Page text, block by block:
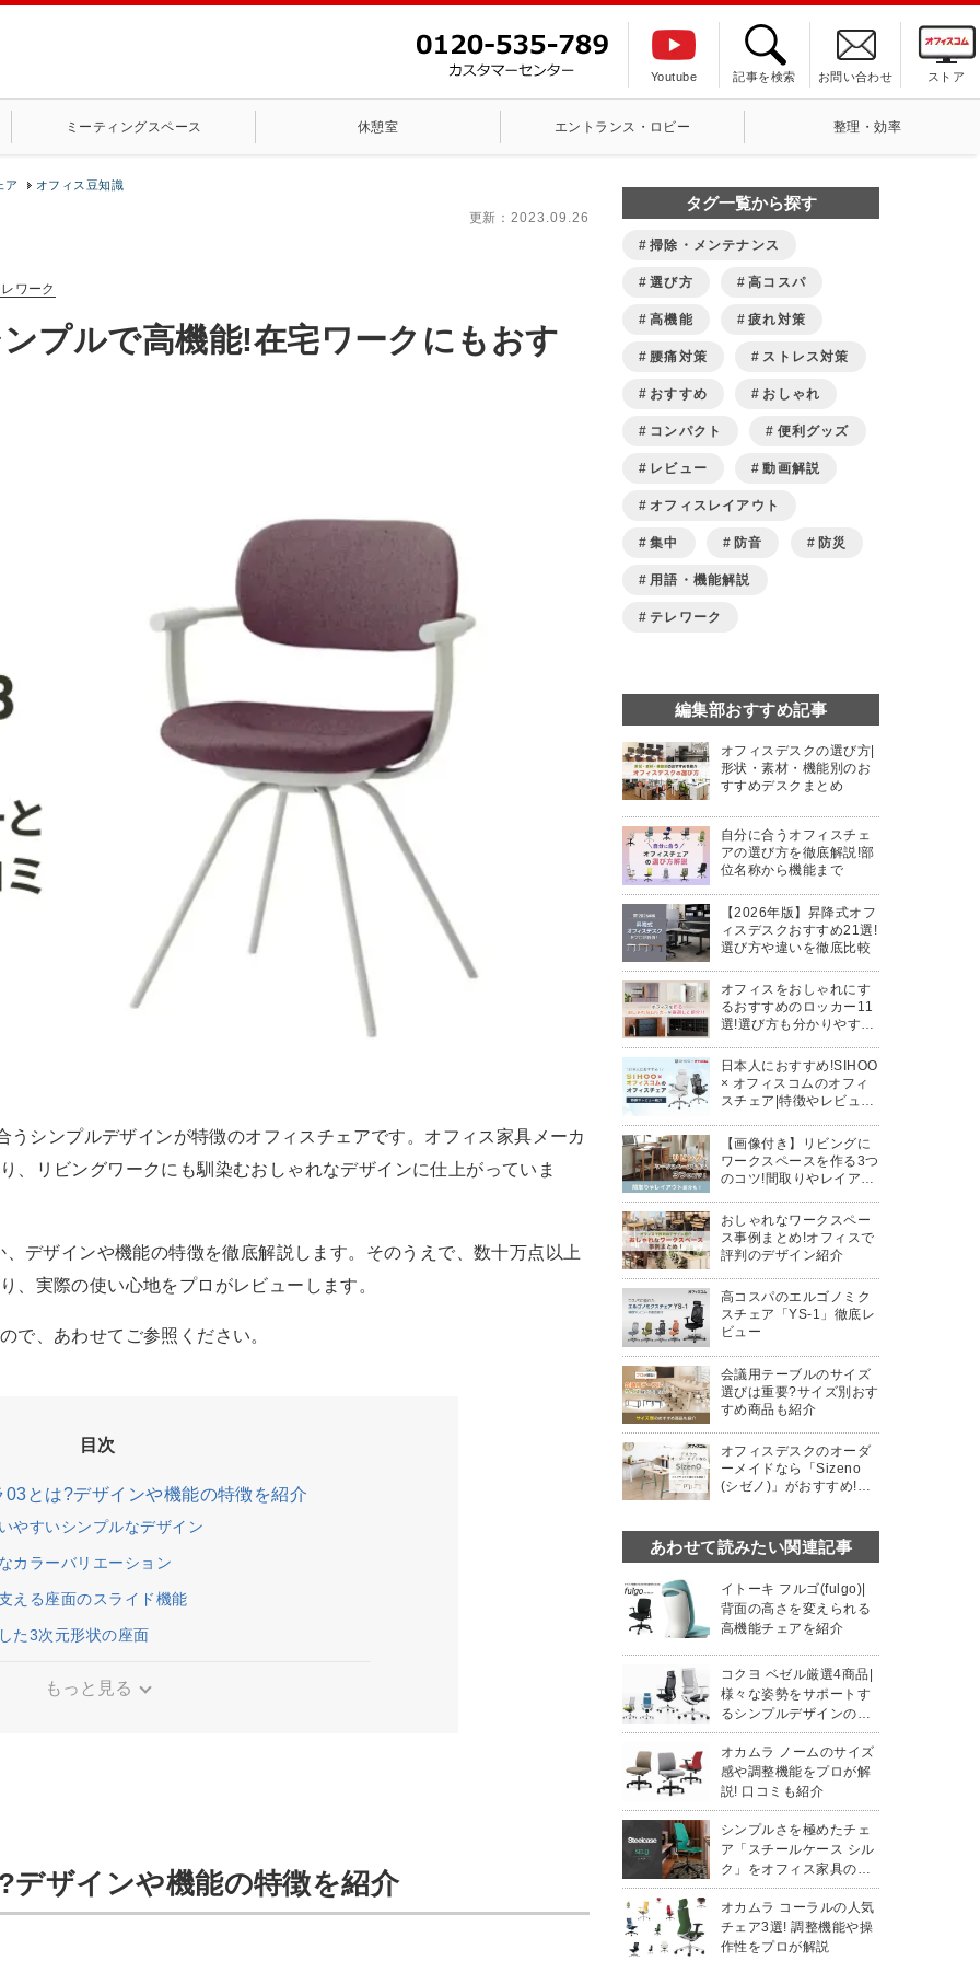
Youtube 記事を検索 お問い合わせ ストア
ミーティングスペース 休憩室 エントランス・ロビー 整理・効率
ア オフィス豆知識
更新：2023.09.26
ワーク
プルで高機能!在宅ワークにもおす
シンプルデザインが特徴のオフィスチェアです。オフィス家具メーカ
、リビングワークにも馴染むおしゃれなデザインに仕上がっていま
デザインや機能の特徴を徹底解説します。そのうえで、数十万点以上
、実際の使い心地をプロがレビューします。
で、あわせてご参照ください。
目次
とは?デザインや機能の特徴を紹介
やすいシンプルなデザイン
カラーバリエーション
える座面のスライド機能
た3次元形状の座面
もっと見る
ザインや機能の特徴を紹介
タグ一覧から探す
掃除・メンテナンス
選び方 高コスパ
高機能 疲れ対策
腰痛対策 ストレス対策
おすすめ おしゃれ
コンパクト 便利グッズ
レビュー 動画解説
オフィスレイアウト
集中 防音 防災
用語・機能解説
テレワーク
編集部おすすめ記事
オフィスデスクの選び方|
形状・素材・機能別のお
すすめデスクまとめ
自分に合うオフィスチェ
アの選び方を徹底解説!部
位名称から機能まで
【2026年版】昇降式オフ
ィスデスクおすすめ21選!
選び方や違いを徹底比較
オフィスをおしゃれにす
るおすすめのロッカー11
選!選び方も分かりやすく
日本人におすすめ!SIHOO
× オフィスコムのオフィ
スチェア|特徴やレビュー
【画像付き】リビングに
ワークスペースを作る3つ
のコツ!間取りやレイアウ
おしゃれなワークスペー
ス事例まとめ!オフィスで
評判のデザイン紹介
高コスパのエルゴノミク
スチェア「YS-1」徹底レ
ビュー
会議用テーブルのサイズ
選びは重要?サイズ別おす
すめ商品も紹介
オフィスデスクのオーダ
ーメイドなら「Sizeno
(シゼノ)」がおすすめ!デ
あわせて読みたい関連記事
イトーキ フルゴ(fulgo)|
背面の高さを変えられる
高機能チェアを紹介
コクヨ ベゼル厳選4商品|
様々な姿勢をサポートす
るシンプルデザインのチ
ェア
オカムラ ノームのサイズ
感や調整機能をプロが解
説! 口コミも紹介
シンプルさを極めたチェ
ア「スチールケース シル
ク」をオフィス家具のプ
ロが解説
オカムラ コーラルの人気
チェア3選! 調整機能や操
作性をプロが解説